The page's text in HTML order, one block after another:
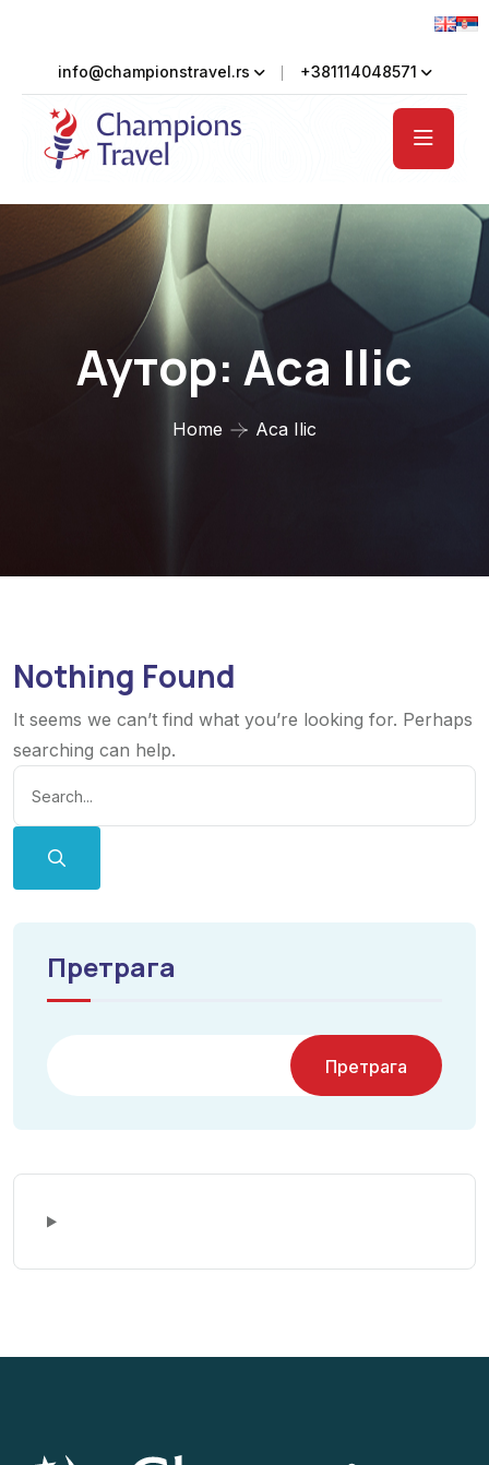
info@championstravel.rs +381114048571
Аутор: Aca Ilic
Home Aca Ilic
Nothing Found
It seems we can’t find what you’re looking for. Perhaps
searching can help.
Претрага
Претрага